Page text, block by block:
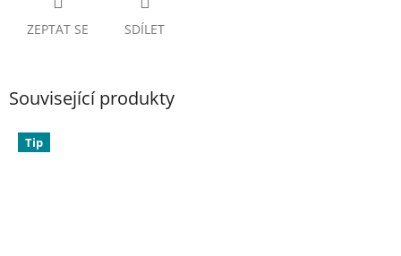
ZEPTAT SE SDÍLET
Související produkty
Tip